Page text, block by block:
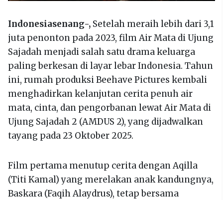
Indonesiasenang-, Setelah meraih lebih dari 3,1
juta penonton pada 2023, film Air Mata di Ujung
Sajadah menjadi salah satu drama keluarga
paling berkesan di layar lebar Indonesia. Tahun
ini, rumah produksi Beehave Pictures kembali
menghadirkan kelanjutan cerita penuh air
mata, cinta, dan pengorbanan lewat Air Mata di
Ujung Sajadah 2 (AMDUS 2), yang dijadwalkan
tayang pada 23 Oktober 2025.
Film pertama menutup cerita dengan Aqilla
(Titi Kamal) yang merelakan anak kandungnya,
Baskara (Faqih Alaydrus), tetap bersama